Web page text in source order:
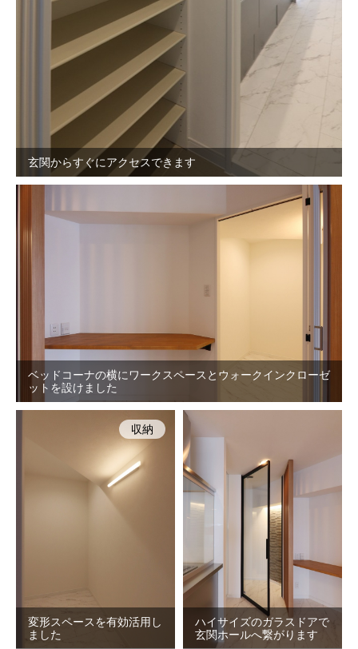
玄関からすぐにアクセスできます
ベッドコーナの横にワークスペースとウォークインクローゼ
ットを設けました
変形スペースを有効活用し
ました
収納
ハイサイズのガラスドアで
玄関ホールへ繋がります